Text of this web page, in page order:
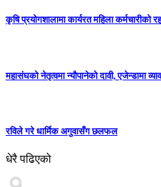
कृषि प्रयोगशालामा कार्यरत महिला कर्मचारीको
महासंघको नेतृत्वमा न्यौपानेको दावी, एजेन्डामा
रविले गरे धार्मिक अगुवासँग छलफल
धेरै पढिएको